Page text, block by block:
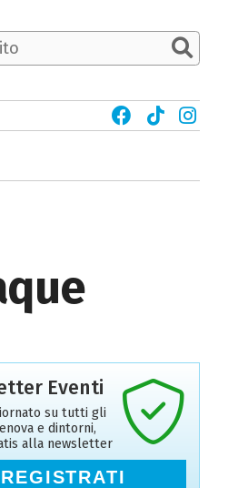
Eventi
su tutti gli
e dintorni,
alla newsletter
REGISTRATI